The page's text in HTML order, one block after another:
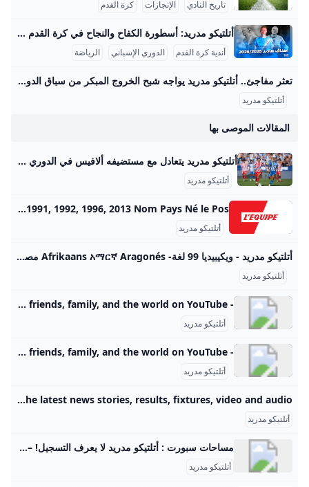
تاريخ النادي الإنجازات كرة القدم
أتلتيكو مدريد: أسطورة الكفاح والنجاح في كرة القدم أتلتيكو مدريد هو واحد من أعظم أندية كرة القدم في إسبانيا والعالم، تأسس في 26 أبريل 1903 على يد مجموعة من الطلاب الإسبان والمهاجرين من بيلباو. يمتلك النادي تاريخًا زاخرًا بالإنجازات، حيث توج بلقب الدوري الإسباني 11 مرة، وكان آخرها في موسم 2020-2021، مما جعله المنافس الأقوى بعد ريال مدريد وبرشلونة. إضافة إلى ذلك، فاز الفريق بكأس ملك إسبانيا 10 مرات، وكأس السوبر الإسباني 3 مرات. على الصعيد الأوروبي، يحظى أتلتيكو بتاريخ مميز باحترافه في دوري أبطال أوروبا، حيث وصل إلى النهائي ثلاث مرات (2014، 2016، 2020) وعاش جو تنافسي لا يُنسى أمام العملاق ريال مدريد.
أندية كرة القدم الدوري الإسباني الرياضة
تعثر مفاجئ.. أتلتيكو مدريد يواجه شبح الخروج المبكر من سباق الدوري الإسباني – جريدة مانشيت يعيش أتلتيكو مدريد بداية هي الأسوأ له في الدوري الإسباني منذ سنوات، بعدما جمع نقطتين فقط من أصل تسع ممكنة، ليجد الفريق نفسه في موقف حرج ويواجه ضغوطًا متزايدة اقرأ أيضًا:تحذير ناري.. المقاولون العرب يكشف عن أزمة تهدد استكمال الدوري هذا الموسم أسباب تراجع أداء أتلتيكو مدريد المتشابكة بحسب تقرير نشرته صحيفة “آس” الإسبانية، يعاني الفريق الإسباني من عدة أزمات متشابكة أدت إلى هذا التراجع الملحوظ. هذه المشاكل لا تقتصر على جانب واحد، بل تشمل جوانب فنية وتكتيكية ومعنوية، مما أثر بشكل كبير على هوية الفريق داخل الملعب.
أتلتيكو مدريد
المقالات الموصى بها
أتلتيكو مدريد يتعادل مع مستضيفه ألافيس في الدوري الإسباني - S A N A – الوكالة العربية السورية للأنباء مدريد-سانا منذ يوم واحد منذ 45 دقيقة منذ 51 دقيقة منذ 60 دقيقة منذ ساعة واحدة اشترك في النشرة الإخبارية لدينا للحصول على أحدث مقالاتنا!
أتلتيكو مدريد
Atlético de Madrid (Club Atlético de Madrid) Toute l’actualité de l’Atlético de Madrid et les infos du club. Retrouvez le palmarès, le calendrier de l’Atlético de Madrid, les stats, l’effectif et les fiches des joueurs. | Nom : Club Atlético de Madrid | |—| | Pays : Espagne | | Fondé en : 1903 | | Président : Enrique Cerezo | | Entraineur : Diego SIMEONE | Coupe Intercontinentale (ex Mondial des clubs) : 11974 Super Coupe d’Europe : 32010, 2012, 2018 Coupe des coupes : 11962 Ligue Europa : 32010, 2012, 2018 Super Coupe Espagne : 21985, 2014 Championnat Espagne : 111940, 1941, 1950, 1951, 1966, 1970, 1973, 1977, 1996, 2014, 2021 Coupe Espagne : 101960, 1961, 1965, 1972, 1976, 1985, 1991, 1992, 1996, 2013 Nom Pays Né le Pos.
أتلتيكو مدريد
أتلتيكو مدريد - ويكيبيديا 99 لغة- Afrikaans አማርኛ Aragonés مصرى Asturianu Azərbaycanca تۆرکجه Башҡортса Basa Bali Беларуская Беларуск
أتلتيكو مدريد
- YouTube Enjoy the videos and music you love, upload original content, and share it all with friends, family, and the world on YouTube.
أتلتيكو مدريد
- YouTube Enjoy the videos and music you love, upload original content, and share it all with friends, family, and the world on YouTube.
أتلتيكو مدريد
Atlético Madrid - BBC Sport The home of Atlético Madrid on BBC Sport online. Includes the latest news stories, results, fixtures, video and audio.
أتلتيكو مدريد
مساحات سبورت : أتلتيكو مدريد لا يعرف التسجيل! – مساحات صالح محمد31 أغسطس 2025آخر تحديث : منذ 16 ساعة مساحات سبورت : أتلتيكو مدريد لا يعرف التسجيل! #أتلتيكو #مدريد #لا #يعرف #التسجيل اقرأ أيضا…- مساحات سبورت : لامين يامال يواصل كتابة التاريخ مواعيد مباريات اليوم.. بورنموث مع برينتفورد والزمالك فى مواجهة فاركو التعادل السلبى يحسم الشوط الأول من مواجهة المصرى وكهرباء الإسماعيلية مرحبًا كورا – كشفت صحيفة ماركا أن أتلتيكو مدريد عانى من مشكلة كبيرة في استخدام المناسبات بعد تسجيل ثلاثة أهداف فقط من 43 طلقة خلال مبارياته ضد إسبانيول وألشي وألافيس.
أتلتيكو مدريد